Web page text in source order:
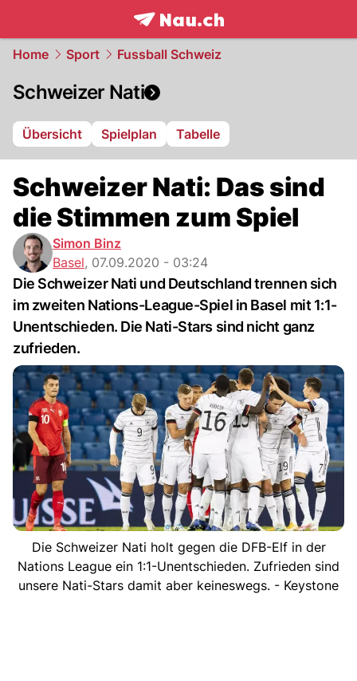
frontpage.NAU.ch
Home Sport Fussball Schweiz
Schweizer Nati
Übersicht Spielplan Tabelle
Schweizer Nati: Das sind
die Stimmen zum Spiel
Simon Binz
Basel, 07.09.2020 - 03:24
Die Schweizer Nati und Deutschland trennen sich
im zweiten Nations-League-Spiel in Basel mit 1:1-
Unentschieden. Die Nati-Stars sind nicht ganz
zufrieden.
Die Schweizer Nati holt gegen die DFB-Elf in der
Nations League ein 1:1-Unentschieden. Zufrieden sind
unsere Nati-Stars damit aber keineswegs. - Keystone